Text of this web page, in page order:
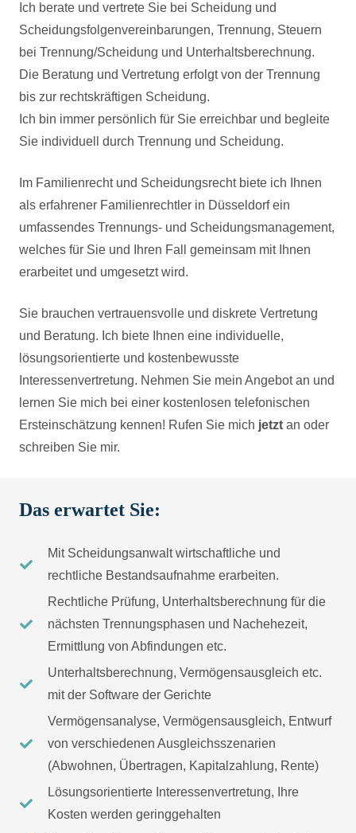
Ich berate und vertrete Sie bei Scheidung und
Scheidungsfolgenvereinbarungen, Trennung, Steuern
bei Trennung/Scheidung und Unterhaltsberechnung.
Die Beratung und Vertretung erfolgt von der Trennung
bis zur rechtskräftigen Scheidung.
Ich bin immer persönlich für Sie erreichbar und begleite
Sie individuell durch Trennung und Scheidung.
Im Familienrecht und Scheidungsrecht biete ich Ihnen
als erfahrener Familienrechtler in Düsseldorf ein
umfassendes Trennungs- und Scheidungsmanagement,
welches für Sie und Ihren Fall gemeinsam mit Ihnen
erarbeitet und umgesetzt wird.
Sie brauchen vertrauensvolle und diskrete Vertretung
und Beratung. Ich biete Ihnen eine individuelle,
lösungsorientierte und kostenbewusste
Interessenvertretung. Nehmen Sie mein Angebot an und
lernen Sie mich bei einer kostenlosen telefonischen
Ersteinschätzung kennen! Rufen Sie mich jetzt an oder
schreiben Sie mir.
Das erwartet Sie:
Mit Scheidungsanwalt wirtschaftliche und
rechtliche Bestandsaufnahme erarbeiten.
Rechtliche Prüfung, Unterhaltsberechnung für die
nächsten Trennungsphasen und Nachehezeit,
Ermittlung von Abfindungen etc.
Unterhaltsberechnung, Vermögensausgleich etc.
mit der Software der Gerichte
Vermögensanalyse, Vermögensausgleich, Entwurf
von verschiedenen Ausgleichsszenarien
(Abwohnen, Übertragen, Kapitalzahlung, Rente)
Lösungsorientierte Interessenvertretung, Ihre
Kosten werden geringgehalten